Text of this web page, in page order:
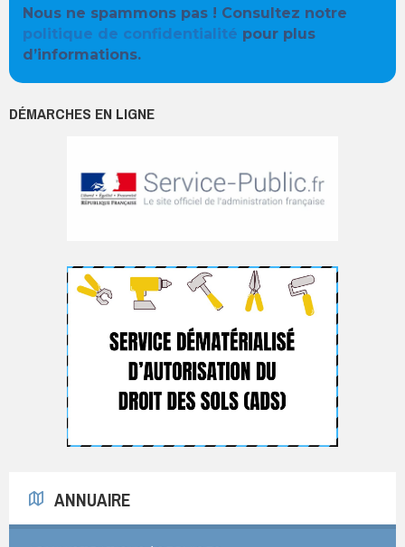
Nous ne spammons pas ! Consultez notre
politique de confidentialité pour plus
d’informations.
DÉMARCHES EN LIGNE
ANNUAIRE